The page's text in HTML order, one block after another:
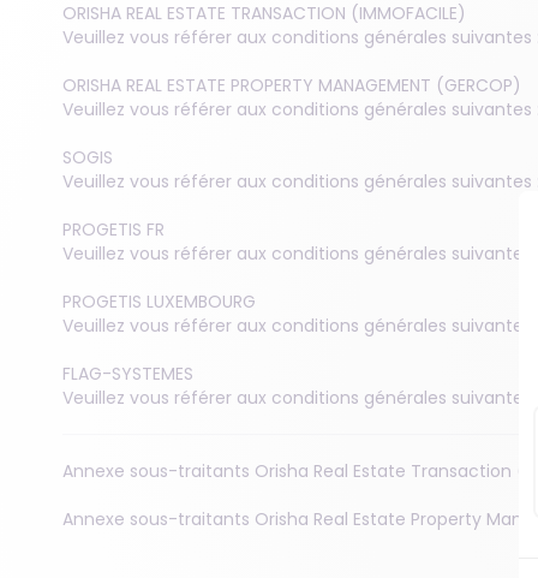
Nos formations professionnelles
Nos partenaires
ORISHA REAL ESTATE TRANSACTION (IMMOFACILE)
Veuillez vous référer aux conditions générales suivantes :
ORISHA REAL ESTATE PROPERTY MANAGEMENT (GERCOP)
Veuillez vous référer aux conditions générales suivantes :
SOGIS
Veuillez vous référer aux conditions générales suivantes :
PROGETIS FR
Veuillez vous référer aux conditions générales suivantes :
PROGETIS LUXEMBOURG
Veuillez vous référer aux conditions générales
FLAG-SYSTEMES
Veuillez vous référer aux conditions générales suivantes :
Annexe sous-traitants Orisha Real Estate Transaction
Annexe sous-traitants Orisha Real Estate Property